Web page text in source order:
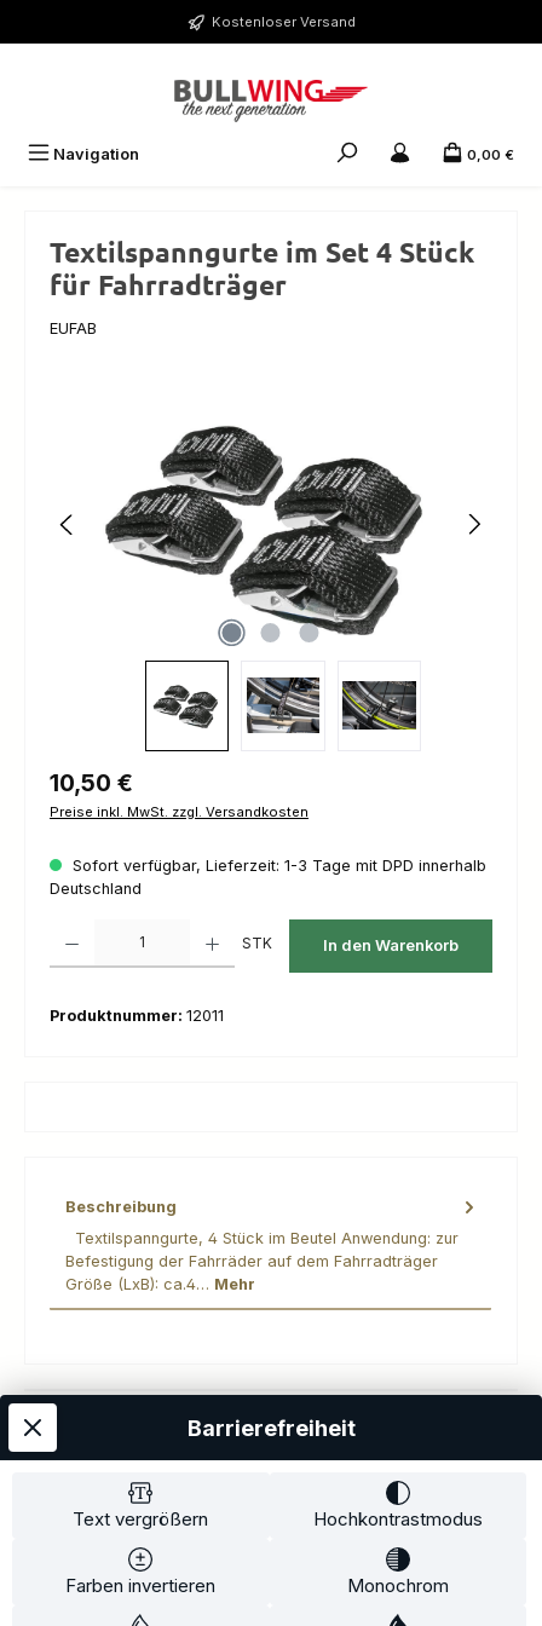
Zum Hauptinhalt springen Kostenloser Versand
Navigation 0,00 €
Textilspanngurte im Set 4 Stück
für Fahrradträger
EUFAB
Regulärer Preis:
10,50 €
Preise inkl. MwSt. zzgl. Versandkosten
Sofort verfügbar, Lieferzeit: 1-3 Tage mit DPD innerhalb
Deutschland
STK In den Warenkorb
Produktnummer: 12011
Beschreibung
Textilspanngurte, 4 Stück im Beutel Anwendung: zur
Befestigung der Fahrräder auf dem Fahrradträger
Größe (LxB): ca.4… Mehr
Kostenloser Versand
Datenschutz
Widerrufsrecht
Widerrufsformular
Zahlung und Versand
Copyright© 2020-2025 Faventis GmbH. All Rights Reserved
Text vergrößern Hochkontrastmodus
Farben invertieren Monochrom
Barrierefreiheit